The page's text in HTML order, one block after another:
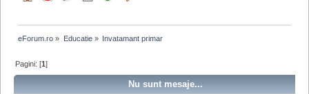
eForum.ro » Educatie» Invatamant primar
Pagini: [1]
Nu sunt mesaje...